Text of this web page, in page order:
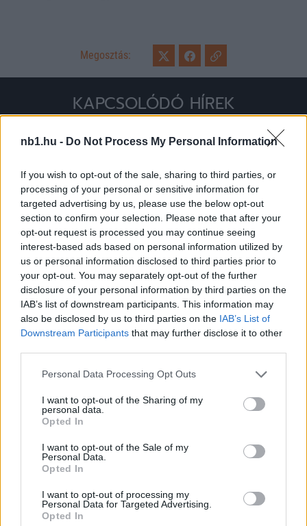
nb1.hu - Do Not Process My Personal Information
If you wish to opt-out of the sale, sharing to third parties, or
processing of your personal or sensitive information for
targeted advertising by us, please use the below opt-out
section to confirm your selection. Please note that after your
opt-out request is processed you may continue seeing
interest-based ads based on personal information utilized by
us or personal information disclosed to third parties prior to
your opt-out. You may separately opt-out of the further
disclosure of your personal information by third parties on the
IAB’s list of downstream participants. This information may
also be disclosed by us to third parties on the IAB’s List of
Downstream Participants that may further disclose it to other
Please note that this website/app uses one or more Google
not limited to your visit or usage behaviour. You may click to
grant or deny consent to Google and its third-party tags to
use your data for below specified purposes in below Google
consent section.
Personal Data Processing Opt Outs
I want to opt-out of the Sharing of my
personal data.
Opted In
I want to opt-out of the Sale of my
Personal Data.
Opted In
I want to opt-out of processing my
Personal Data for Targeted Advertising.
Opted In
Megosztás:
KAPCSOLÓDÓ HÍREK
Hosszabbított a Honvéd külföldre vágyó fiatal
tehetsége
éves Kovács Erik, aki már 16 évesen bemutatkozott az első
csapatban.